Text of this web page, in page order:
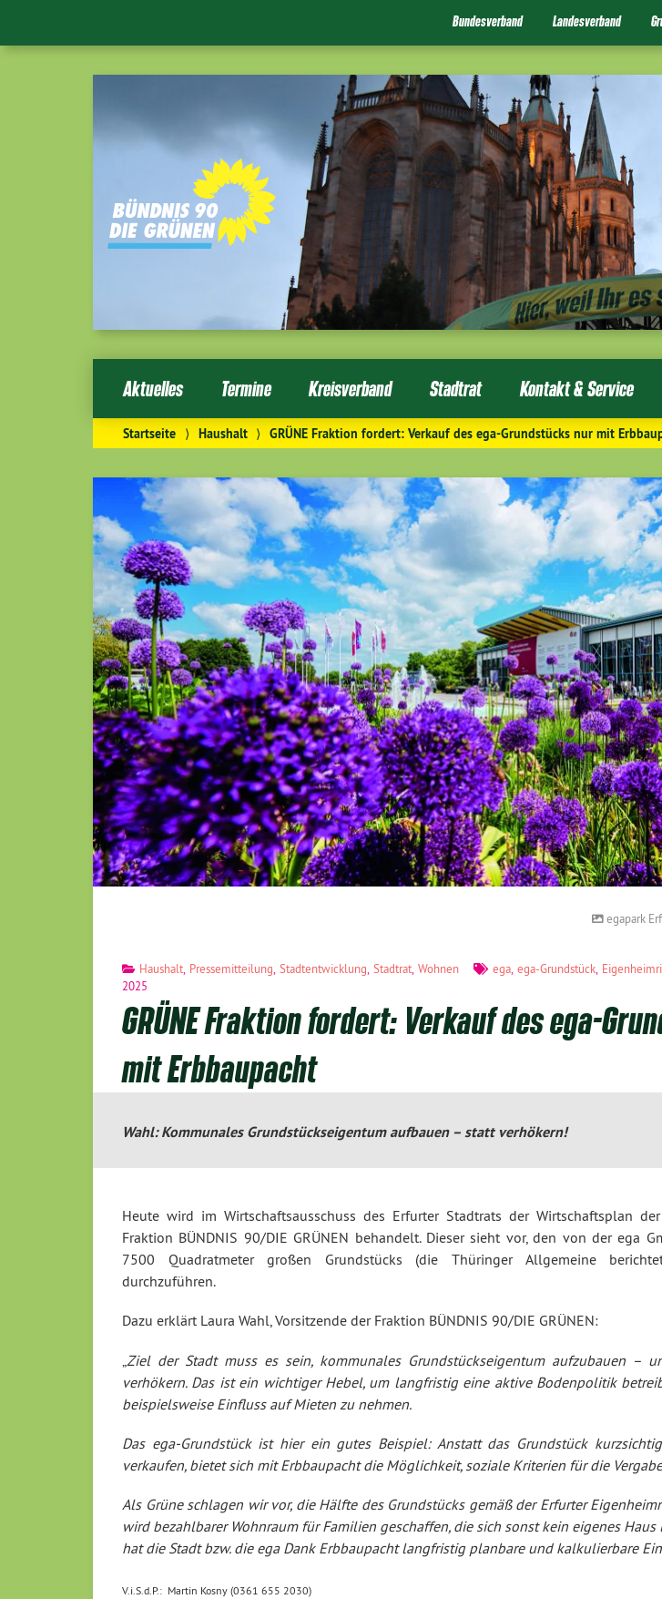
Bundesverband Landesverband
Aktuelles Termine Kreisverband Stadtrat Kontakt & Service
Startseite ⟩ Haushalt ⟩ GRÜNE Fraktion fordert: Verkauf des ega-Grundstücks nur mit
egapark
Haushalt Pressemitteilung ,Stadtentwicklung ,Stadtrat ,Wohnen ega, ega-Grundstück,
2025
GRÜNE Fraktion fordert: Verkauf des ega-
mit Erbbaupacht
Wahl: Kommunales Grundstückseigentum aufbauen – statt verhökern!
Heute wird im Wirtschaftsausschuss des Erfurter Stadtrats der Wirtschaftsplan
Fraktion BÜNDNIS 90/DIE GRÜNEN behandelt. Dieser sieht vor, den von der ega
7500 Quadratmeter großen Grundstücks (die Thüringer Allgemeine
durchzuführen.
Dazu erklärt Laura Wahl, Vorsitzende der Fraktion BÜNDNIS 90/DIE GRÜNEN:
Ziel der Stadt muss es sein, kommunales Grundstückseigentum aufzubauen –
verhökern. Das ist ein wichtiger Hebel, um langfristig eine aktive Bodenpolitik
beispielsweise Einfluss auf Mieten zu nehmen.
Das ega-Grundstück ist hier ein gutes Beispiel: Anstatt das Grundstück
verkaufen, bietet sich mit Erbbaupacht die Möglichkeit, soziale Kriterien für die
Als Grüne schlagen wir vor, die Hälfte des Grundstücks gemäß der Erfurter
wird bezahlbarer Wohnraum für Familien geschaffen, die sich sonst kein eigenes
hat die Stadt bzw. die ega Dank Erbbaupacht langfristig planbare und kalkulierbare
V.i.S.d.P.: Martin Kosny (0361 655 2030)